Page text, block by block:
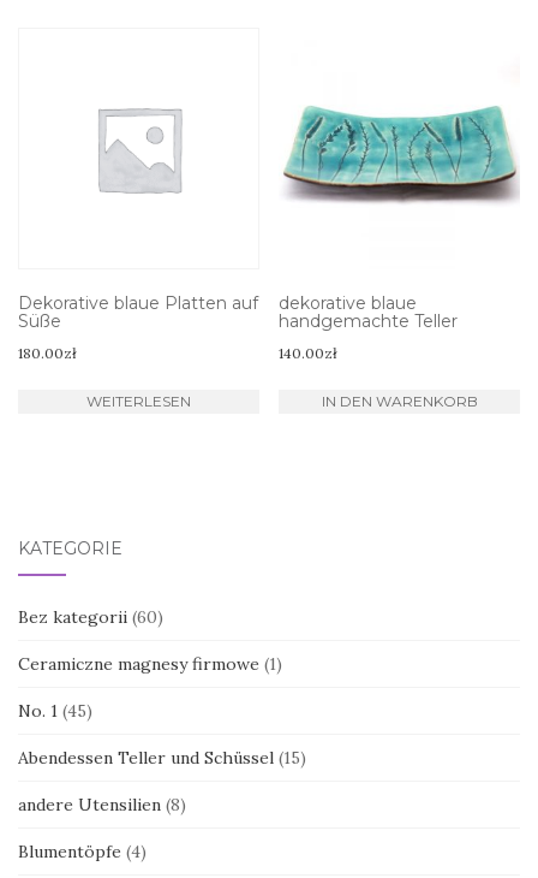
Dekorative blaue Platten auf
Süße
180.00zł
WEITERLESEN
dekorative blaue
handgemachte Teller
140.00zł
IN DEN WARENKORB
KATEGORIE
Bez kategorii (60)
Ceramiczne magnesy firmowe (1)
No. 1 (45)
Abendessen Teller und Schüssel (15)
andere Utensilien (8)
Blumentöpfe (4)